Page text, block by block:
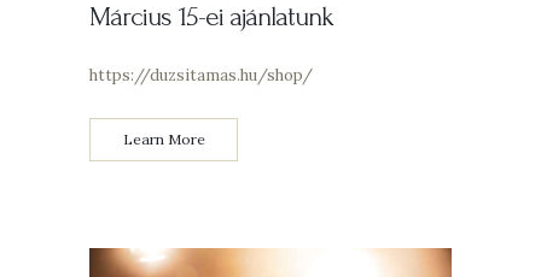
Március 15-ei ajánlatunk
https://duzsitamas.hu/shop/
Learn More